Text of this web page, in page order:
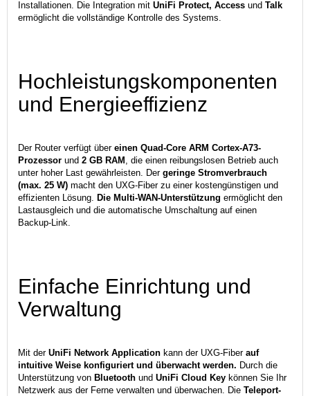
Installationen. Die Integration mit UniFi Protect, Access und Talk
ermöglicht die vollständige Kontrolle des Systems.
Hochleistungskomponenten
und Energieeffizienz
Der Router verfügt über einen Quad-Core ARM Cortex-A73-
Prozessor und 2 GB RAM , die einen reibungslosen Betrieb auch
unter hoher Last gewährleisten. Der geringe Stromverbrauch
(max. 25 W) macht den UXG-Fiber zu einer kostengünstigen und
effizienten Lösung. Die Multi-WAN-Unterstützung ermöglicht den
Lastausgleich und die automatische Umschaltung auf einen
Backup-Link.
Einfache Einrichtung und
Verwaltung
Mit der UniFi Network Application kann der UXG-Fiber auf
intuitive Weise konfiguriert und überwacht werden. Durch die
Unterstützung von Bluetooth und UniFi Cloud Key können Sie Ihr
Netzwerk aus der Ferne verwalten und überwachen. Die Teleport-